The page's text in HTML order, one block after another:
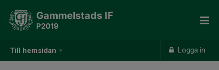
Till hemsidan Logga in
Gammelstads IF
P2019